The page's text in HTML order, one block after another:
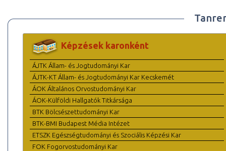
Képzések karonként
ÁJTK Állam- és Jogtudományi Kar
ÁJTK-KT Állam- és Jogtudományi Kar Kecskemét
ÁOK Általános Orvostudományi Kar
ÁOK-Külföldi Hallgatók Titkársága
BTK Bölcsészettudományi Kar
BTK-BMI Budapest Média Intézet
ETSZK Egészségtudományi és Szociális Képzési Kar
FOK Fogorvostudományi Kar